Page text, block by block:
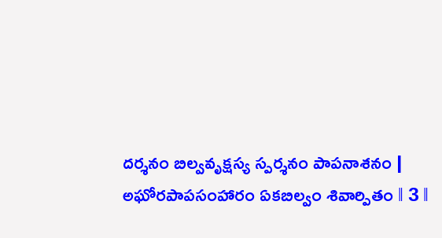
దర్శనం బిల్వవృక్షస్య స్పర్శనం పాపనాశనం |
అఘోరపాపసంహారం ఏకబిల్వం శివార్పితం ‖ 3 ‖